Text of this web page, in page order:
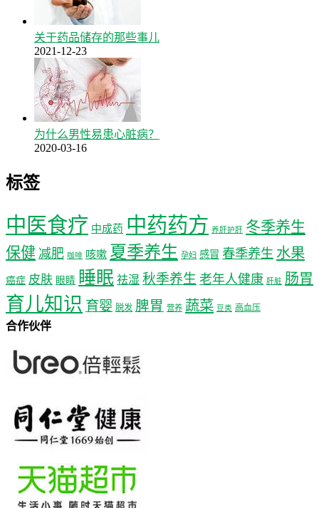
关于药品储存的那些事儿
2021-12-23
为什么男性易患心脏病？
2020-03-16
标签
中医食疗 中成药 中药药方 养肝护肝 冬季养生
保健 减肥 咖啡 咳嗽 夏季养生 孕妇 感冒 春季养生 水果
癌症 皮肤 眼睛 睡眠 祛湿 秋季养生 老年人健康 肝脏 肠胃
育儿知识 育婴 脱发 脾胃 营养 蔬菜 豆类 高血压
合作伙伴